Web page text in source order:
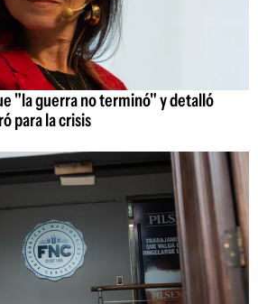
"la guerra no terminó" y detalló
para la crisis